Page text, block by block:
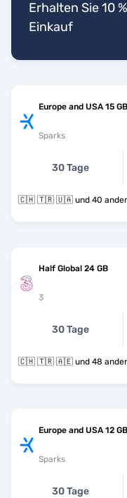
Erhalten Sie 10
Einkauf
Europe and USA 15 GB
Sparks
30 Tage
🇨🇭 🇹🇷 🇺🇦 und 40
Half Global 24 GB
3
30 Tage
🇨🇭 🇹🇷 🇦🇪 und 48
Europe and USA 12 GB
Sparks
30 Tage